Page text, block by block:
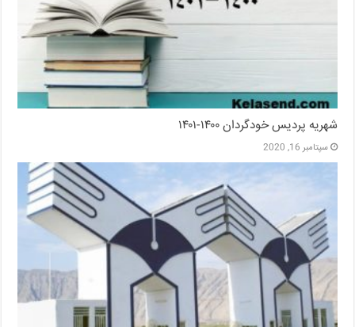
شهریه پردیس خودگردان ۱۴۰۰-۱۴۰۱
سپتامبر 16, 2020